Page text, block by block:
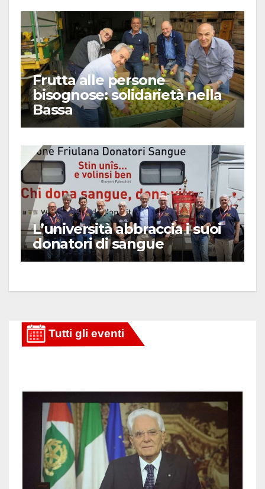
Frutta alle persone
bisognose: solidarietà nella
Bassa
L’università abbraccia i suoi
donatori di sangue